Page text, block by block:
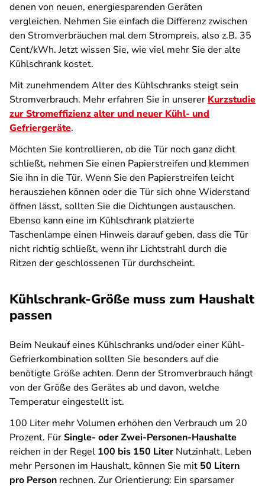
denen von neuen, energiesparenden Geräten
vergleichen. Nehmen Sie einfach die Differenz zwischen
den Stromverbräuchen mal dem Strompreis, also z.B. 35
Cent/kWh. Jetzt wissen Sie, wie viel mehr Sie der alte
Kühlschrank kostet.
Mit zunehmendem Alter des Kühlschranks steigt sein
Stromverbrauch. Mehr erfahren Sie in unserer Kurzstudie
zur Stromeffizienz alter und neuer Kühl- und
Gefriergeräte.
Möchten Sie kontrollieren, ob die Tür noch ganz dicht
schließt, nehmen Sie einen Papierstreifen und klemmen
Sie ihn in die Tür. Wenn Sie den Papierstreifen leicht
herausziehen können oder die Tür sich ohne Widerstand
öffnen lässt, sollten Sie die Dichtungen austauschen.
Ebenso kann eine im Kühlschrank platzierte
Taschenlampe einen Hinweis darauf geben, dass die Tür
nicht richtig schließt, wenn ihr Lichtstrahl durch die
Ritzen der geschlossenen Tür durchscheint.
Kühlschrank-Größe muss zum Haushalt
passen
Beim Neukauf eines Kühlschranks und/oder einer Kühl-
Gefrierkombination sollten Sie besonders auf die
benötigte Größe achten. Denn der Stromverbrauch hängt
von der Größe des Gerätes ab und davon, welche
Temperatur eingestellt ist.
100 Liter mehr Volumen erhöhen den Verbrauch um 20
Prozent. FürSingle- oder Zwei-Personen-Haushalte
reichen in der Regel 100 bis 150 LiterNutzinhalt. Leben
mehr Personen im Haushalt, können Sie mit 50 Litern
pro Person rechnen. Zur Orientierung: Ein sparsamer